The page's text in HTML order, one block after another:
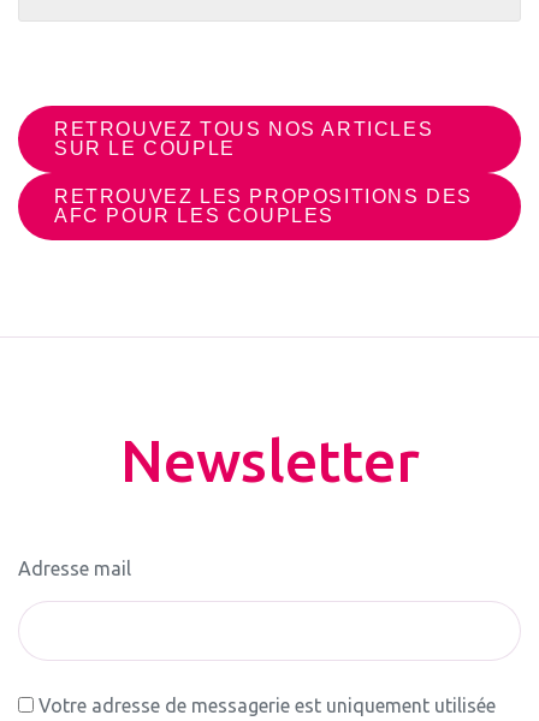
RETROUVEZ TOUS NOS ARTICLES
SUR LE COUPLE
RETROUVEZ LES PROPOSITIONS DES
AFC POUR LES COUPLES
Newsletter
Adresse mail
Votre adresse de messagerie est uniquement utilisée